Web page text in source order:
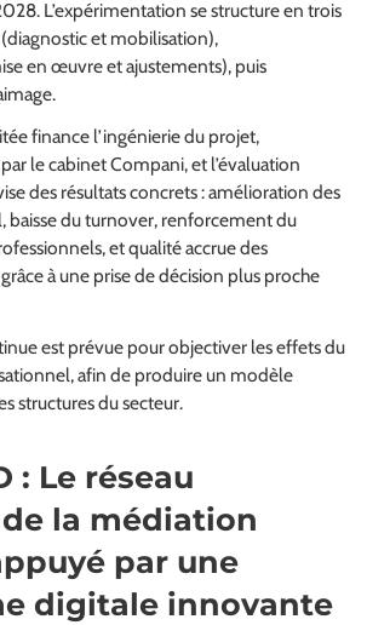
L’expérimentation se structure en trois
et mobilisation),
en œuvre et ajustements), puis
finance l’ingénierie du projet,
le cabinet Compani, et l’évaluation
des résultats concrets : amélioration des
baisse du turnover, renforcement du
et qualité accrue des
à une prise de décision plus proche
est prévue pour objectiver les effets du
afin de produire un modèle
structures du secteur.
: Le réseau
la médiation
par une
digitale innovante